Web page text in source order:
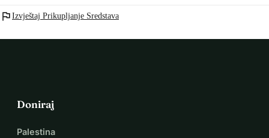
flag Izvještaj Prikupljanje Sredstava
Doniraj
Palestina